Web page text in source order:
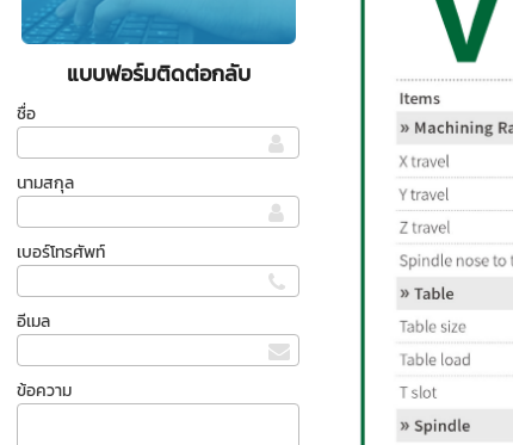
แบบฟอร์มติดต่อกลับ
ชื่อ
นามสกุล
เบอร์โทรศัพท์
อีเมล
ข้อความ